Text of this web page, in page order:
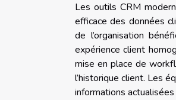
Les outils CRM
efficace des données
de l’organisation
expérience client
mise en place de
l’historique client. Les
informations